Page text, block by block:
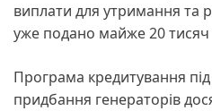
виплати для утримання та
уже подано майже 20 тисяч
Програма кредитування під
придбання генераторів